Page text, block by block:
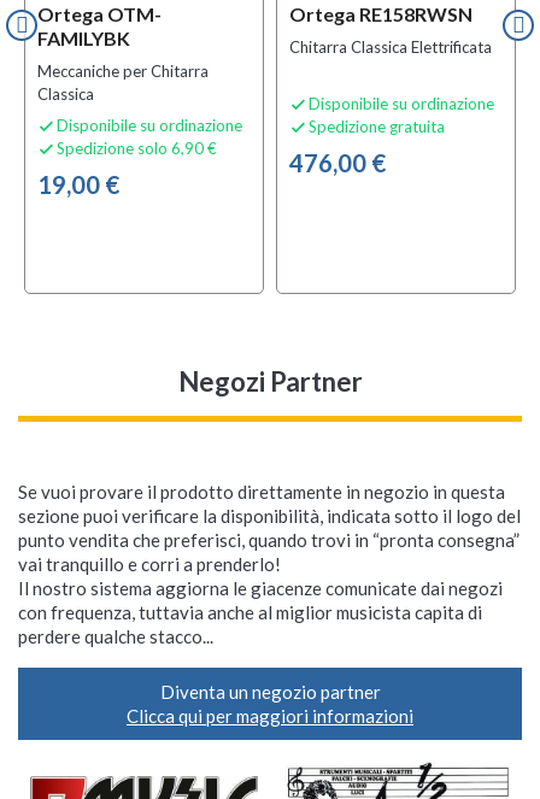
Ortega OTM-
FAMILYBK
Meccaniche per Chitarra
Classica
 Disponibile su ordinazione
 Spedizione solo 6,90 €
19,00 €
Ortega RE158RWSN
Chitarra Classica Elettrificata
 Disponibile su ordinazione
 Spedizione gratuita
476,00 €
Negozi Partner
Se vuoi provare il prodotto direttamente in negozio in questa
sezione puoi verificare la disponibilità, indicata sotto il logo del
punto vendita che preferisci, quando trovi in “pronta consegna”
vai tranquillo e corri a prenderlo!
Il nostro sistema aggiorna le giacenze comunicate dai negozi
con frequenza, tuttavia anche al miglior musicista capita di
perdere qualche stacco...
Diventa un negozio partner
Clicca qui per maggiori informazioni